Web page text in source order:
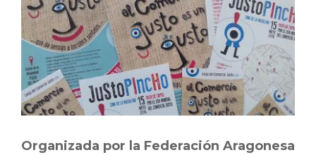
más
grande
Organizada por la Federación Aragonesa